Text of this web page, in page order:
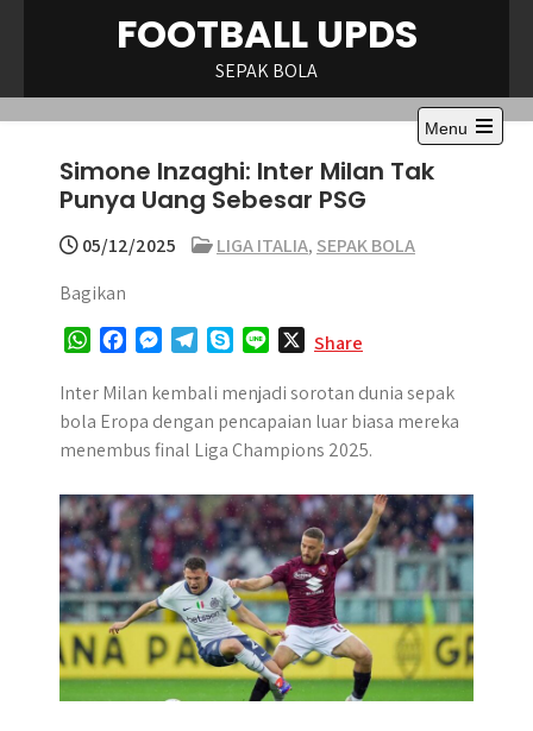
FOOTBALL UPDS
SEPAK BOLA
Menu
Open
Simone Inzaghi: Inter Milan Tak
Punya Uang Sebesar PSG
05/12/2025 LIGA ITALIA, SEPAK BOLA
Bagikan
W
a
t
s
p
p
c
e
b
o
k
s
s
e
g
e
r
l
e
g
a
m
y
p
e
n
e
Share
Inter Milan kembali menjadi sorotan dunia sepak
bola Eropa dengan pencapaian luar biasa mereka
menembus final Liga Champions 2025.